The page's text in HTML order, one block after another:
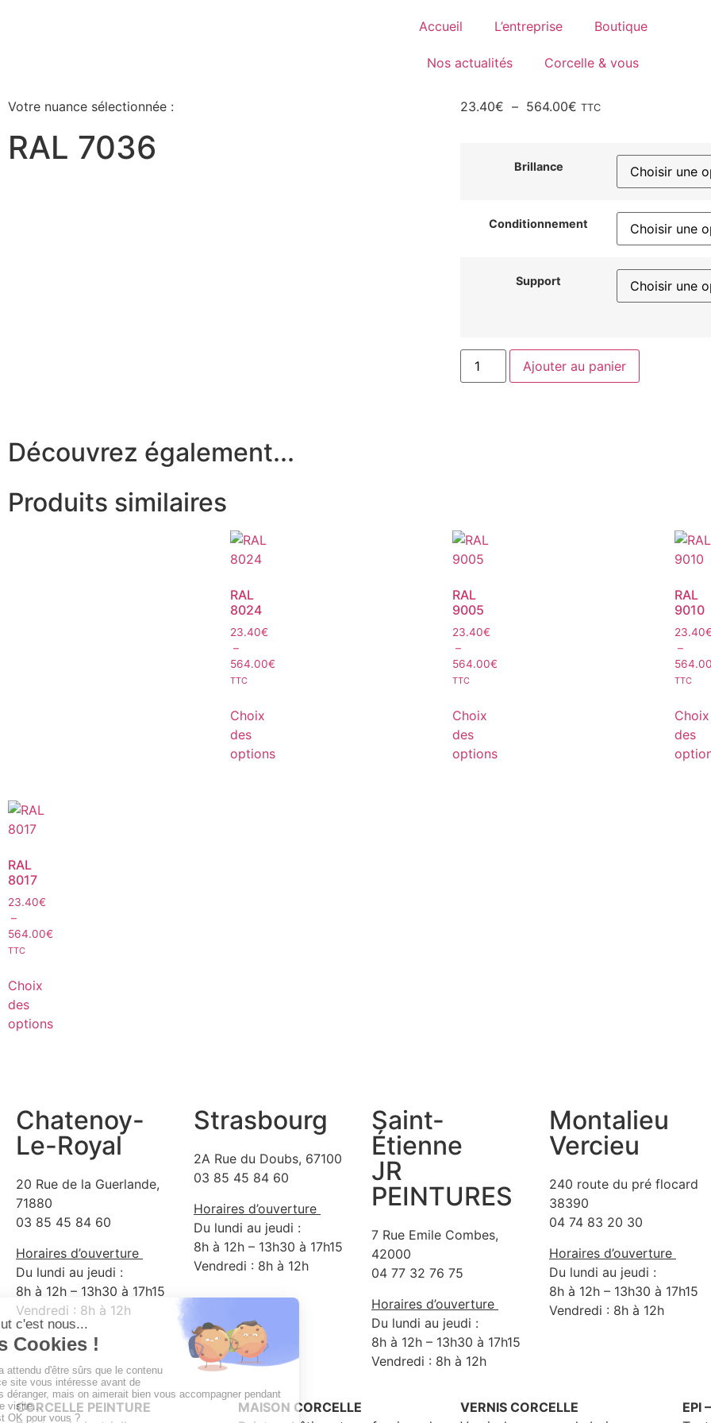
Accueil L’entreprise Boutique
Nos actualités Corcelle & vous
Votre nuance sélectionnée :
RAL 7036
23.40€ – 564.00€ TTC
Brillance
Conditionnement
Support
Ajouter au panier
Découvrez également...
Produits similaires
RAL
8024
23.40€
–
564.00€
TTC
Choix
des
options
RAL
9005
23.40€
–
564.00€
TTC
Choix
des
options
RAL
9010
23.40
–
TTC
Choix
des
RAL
8017
23.40€
–
564.00€
TTC
Choix
des
options
Chatenoy-
Le-Royal
20 Rue de la Guerlande,
71880
03 85 45 84 60
Horaires d’ouverture
Du lundi au jeudi :
8h à 12h – 13h30 à 17h15
Vendredi : 8h à 12h
Strasbourg
2A Rue du Doubs, 67100
03 85 45 84 60
Horaires d’ouverture
Du lundi au jeudi :
8h à 12h – 13h30 à 17h15
Vendredi : 8h à 12h
Saint-
Étienne
JR
PEINTURES
7 Rue Emile Combes,
42000
04 77 32 76 75
Horaires d’ouverture
Du lundi au jeudi :
8h à 12h – 13h30 à 17h15
Vendredi : 8h à 12h
Montalieu
Vercieu
240 route du pré flocard
38390
04 74 83 20 30
Horaires d’ouverture
Du lundi au jeudi :
8h à 12h – 13h30 à 17h15
Vendredi : 8h à 12h
CORCELLE PEINTURE
MAISON CORCELLE
VERNIS CORCELLE
EPI